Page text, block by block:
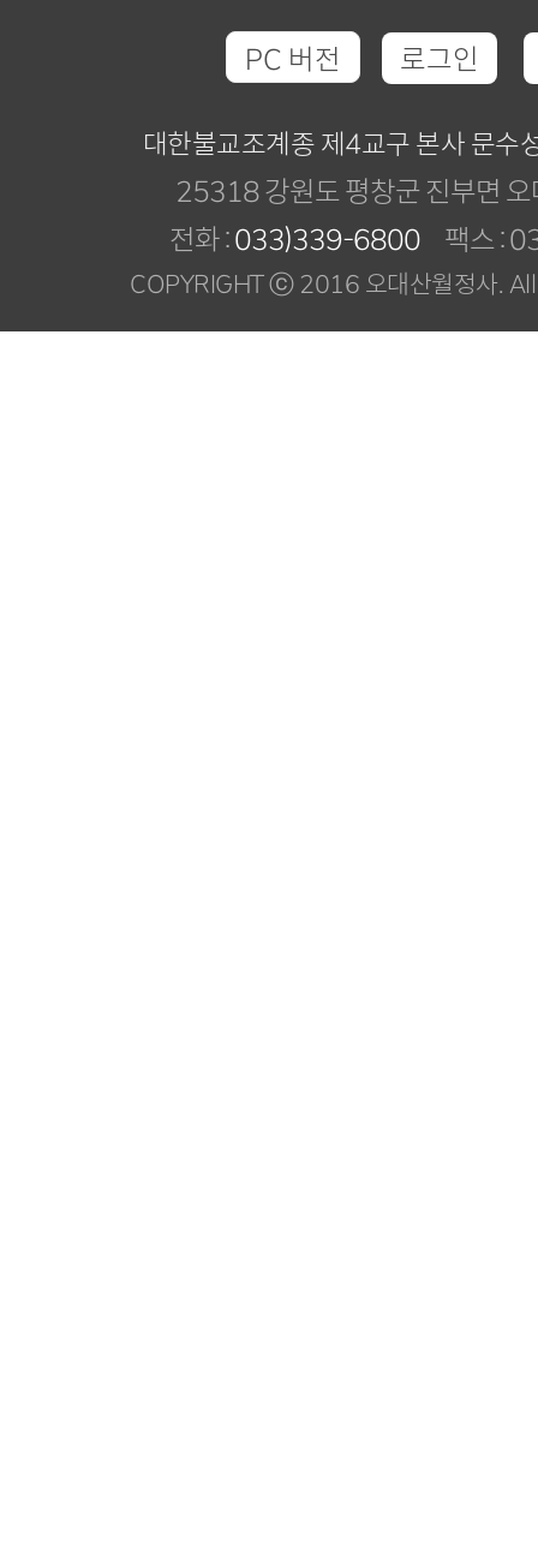
PC 버전 로그인
대한불교조계종 제4교구 본사 문수
25318 강원도 평창군 진부면
전화 :033)339-6800 팩스 :
COPYRIGHT ⓒ 2016 오대산월정사.